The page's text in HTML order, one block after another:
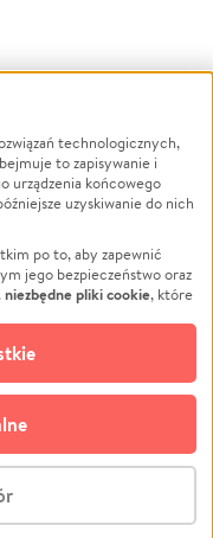
Powódź
Wichura
NGO
Edukacja
Podróż
Impreza
Ochrona środowiska
Biznes
O.O.
technologicznych,
to zapisywanie i
urządzenia końcowego
uzyskiwanie do nich
po to, aby zapewnić
jego bezpieczeństwo oraz
niezbędne pliki cookie, które
Możesz wyrazić
momencie masz
zgodami cookie”,
Opcjonalne pliki
zrozumieć, jak
skąd trafiają do serwisu, jak